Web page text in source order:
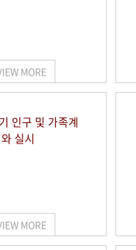
MORE
인구 및 가족계
실시
MORE